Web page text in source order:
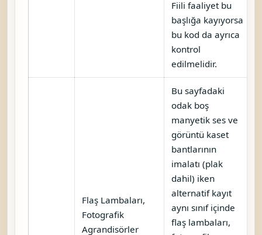
Fiili faaliyet bu
başlığa kayıyorsa
bu kod da ayrıca
kontrol
edilmelidir.
Flaş Lambaları,
Fotografik
Agrandisörler
Bu sayfadaki
odak boş
manyetik ses ve
görüntü kaset
bantlarının
imalatı (plak
dahil) iken
alternatif kayıt
aynı sınıf içinde
flaş lambaları,